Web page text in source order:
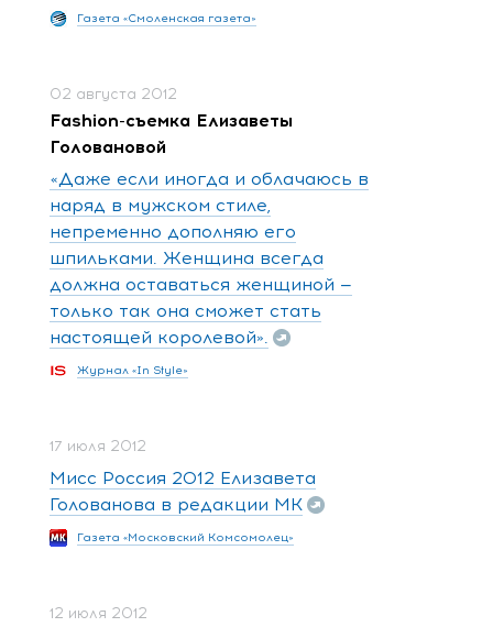
Газета «Смоленская газета»
02 августа 2012
Fashion-съемка Елизаветы
Головановой
«Даже если иногда и облачаюсь в
наряд в мужском стиле,
непременно дополняю его
шпильками. Женщина всегда
должна оставаться женщиной —
только так она сможет стать
настоящей королевой».
Журнал «In Style»
17 июля 2012
Мисс Россия 2012 Елизавета
Голованова в редакции МК
Газета «Московский Комсомолец»
12 июля 2012